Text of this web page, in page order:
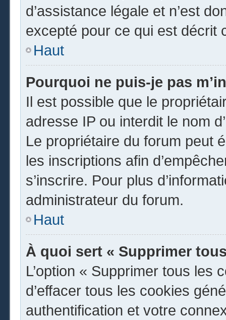
d’assistance légale et n’est
excepté pour ce qui est décrit
Haut
Pourquoi ne puis-je pas
Il est possible que le
adresse IP ou interdit le nom
Le propriétaire du forum peut
les inscriptions afin
s’inscrire. Pour plus
administrateur du forum.
Haut
À quoi sert « Supprimer
L’option « Supprimer tous les
d’effacer tous les cookies
authentification et votre